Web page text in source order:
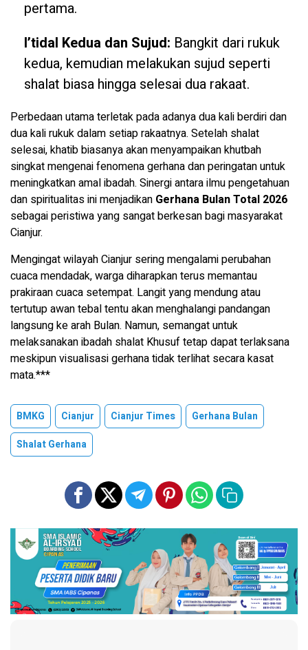
pertama.
I’tidal Kedua dan Sujud: Bangkit dari rukuk
kedua, kemudian melakukan sujud seperti
shalat biasa hingga selesai dua rakaat.
Perbedaan utama terletak pada adanya dua kali berdiri dan
dua kali rukuk dalam setiap rakaatnya. Setelah shalat
selesai, khatib biasanya akan menyampaikan khutbah
singkat mengenai fenomena gerhana dan peringatan untuk
meningkatkan amal ibadah. Sinergi antara ilmu pengetahuan
dan spiritualitas ini menjadikan Gerhana Bulan Total 2026
sebagai peristiwa yang sangat berkesan bagi masyarakat
Cianjur.
Mengingat wilayah Cianjur sering mengalami perubahan
cuaca mendadak, warga diharapkan terus memantau
prakiraan cuaca setempat. Langit yang mendung atau
tertutup awan tebal tentu akan menghalangi pandangan
langsung ke arah Bulan. Namun, semangat untuk
melaksanakan ibadah shalat Khusuf tetap dapat terlaksana
meskipun visualisasi gerhana tidak terlihat secara kasat
mata.***
BMKG Cianjur Cianjur Times
Gerhana Bulan
Shalat Gerhana